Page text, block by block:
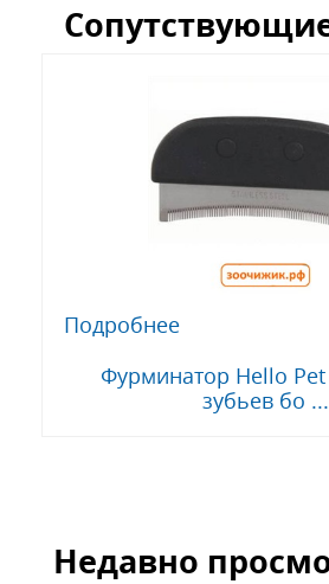
Подробнее
Фурминатор Hello Pet
зубьев бо ...
Недавно